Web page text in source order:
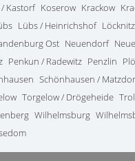
Kastorf Koserow Krackow
Lübs / Heinrichshof Löcknitz
Ost Neuendorf
Penkun / Radewitz Penzlin
Schönhausen /
Torgelow / Drögeheide
Wilhelmsburg